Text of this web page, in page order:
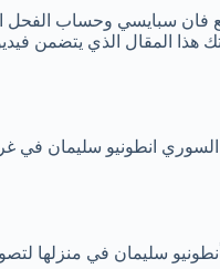
سبايسي وحساب الفحل
المقال الذي يتضمن
انطونيو سليمان في
سليمان في منزلها